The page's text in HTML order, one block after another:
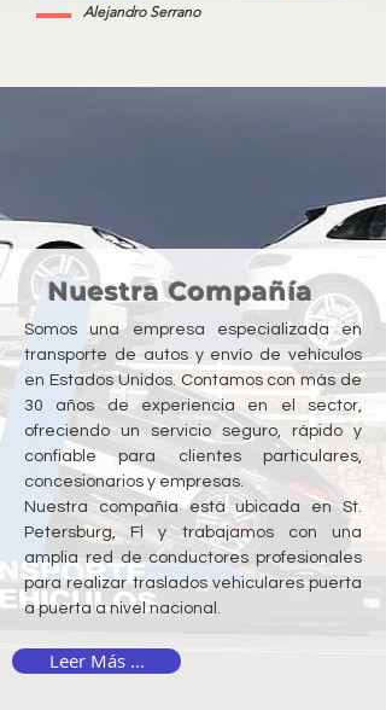
Alejandro Serrano
Nuestra Compañía
Somos una empresa especializada en
transporte de autos y envío de vehículos
en Estados Unidos. Contamos con más de
30 años de experiencia en el sector,
ofreciendo un servicio seguro, rápido y
confiable para clientes particulares,
concesionarios y empresas.
Nuestra compañía está ubicada en St.
Petersburg, Fl y trabajamos con una
amplia red de conductores profesionales
para realizar traslados vehiculares puerta
a puerta a nivel nacional.
Leer Más ...